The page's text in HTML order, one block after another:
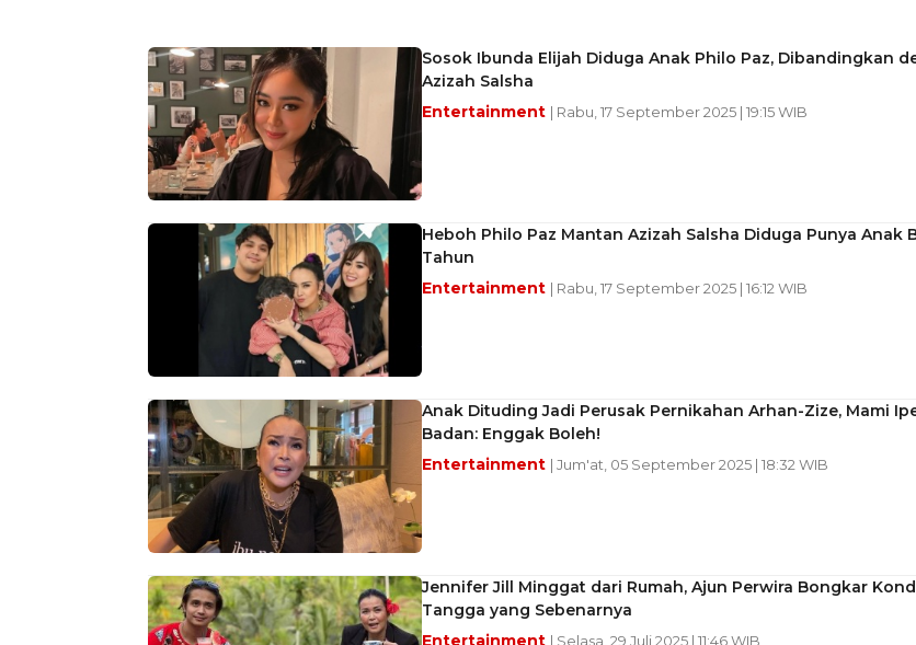
Sosok Ibunda Elijah Diduga Anak Philo Paz, Dibandingkan
Azizah Salsha
Entertainment | Rabu, 17 September 2025 | 19:15 WIB
Heboh Philo Paz Mantan Azizah Salsha Diduga Punya Anak
Tahun
Entertainment | Rabu, 17 September 2025 | 16:12 WIB
Anak Dituding Jadi Perusak Pernikahan Arhan-Zize, Mami
Badan: Enggak Boleh!
Entertainment | Jum'at, 05 September 2025 | 18:32 WIB
Jennifer Jill Minggat dari Rumah, Ajun Perwira Bongkar
Tangga yang Sebenarnya
Entertainment | Selasa, 29 Juli 2025 | 11:46 WIB